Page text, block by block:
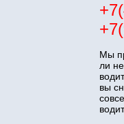
Мы
ли
вы